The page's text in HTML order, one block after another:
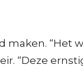
“Het
“Deze